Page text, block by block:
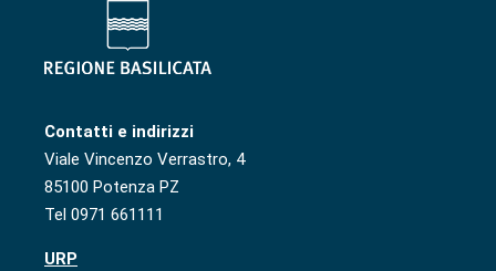
Contatti e indirizzi
Viale Vincenzo Verrastro, 4
85100 Potenza PZ
Tel 0971 661111
URP